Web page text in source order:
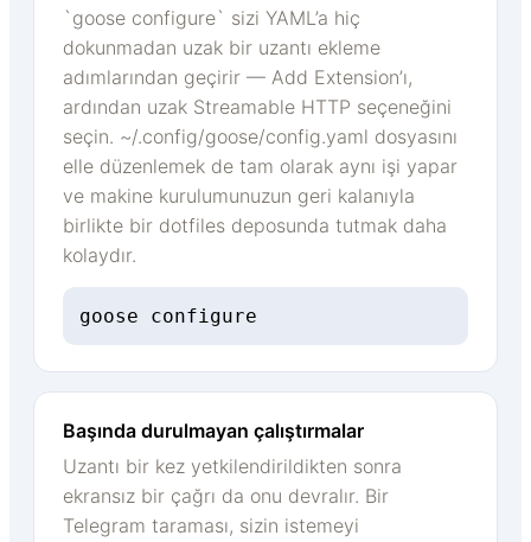
`goose configure` sizi YAML’a hiç
dokunmadan uzak bir uzantı ekleme
adımlarından geçirir — Add Extension’ı,
ardından uzak Streamable HTTP seçeneğini
seçin. ~/.config/goose/config.yaml dosyasını
elle düzenlemek de tam olarak aynı işi yapar
ve makine kurulumunuzun geri kalanıyla
birlikte bir dotfiles deposunda tutmak daha
kolaydır.
goose configure
Başında durulmayan çalıştırmalar
Uzantı bir kez yetkilendirildikten sonra
ekransız bir çağrı da onu devralır. Bir
Telegram taraması, sizin istemeyi